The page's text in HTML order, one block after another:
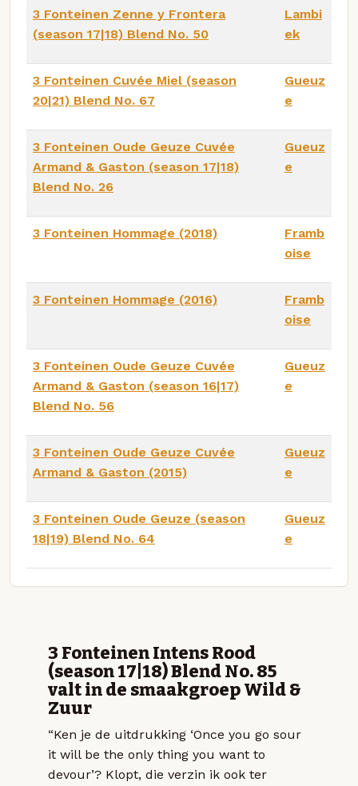
3 Fonteinen Zenne y Frontera
(season 17|18) Blend No. 50
Lambi
ek
3 Fonteinen Cuvée Miel (season
20|21) Blend No. 67
Gueuz
e
3 Fonteinen Oude Geuze Cuvée
Armand & Gaston (season 17|18)
Blend No. 26
Gueuz
e
3 Fonteinen Hommage (2018)
Framb
oise
3 Fonteinen Hommage (2016)
Framb
oise
3 Fonteinen Oude Geuze Cuvée
Armand & Gaston (season 16|17)
Blend No. 56
Gueuz
e
3 Fonteinen Oude Geuze Cuvée
Armand & Gaston (2015)
Gueuz
e
3 Fonteinen Oude Geuze (season
18|19) Blend No. 64
Gueuz
e
3 Fonteinen Intens Rood
(season 17|18) Blend No. 85
valt in de smaakgroep Wild &
Zuur
“Ken je de uitdrukking ‘Once you go sour
it will be the only thing you want to
devour’? Klopt, die verzin ik ook ter